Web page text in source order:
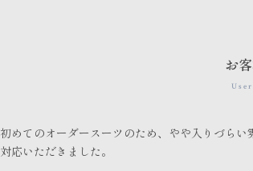
お
初めてのオーダースーツのため、やや入りづら
対応いただきました。